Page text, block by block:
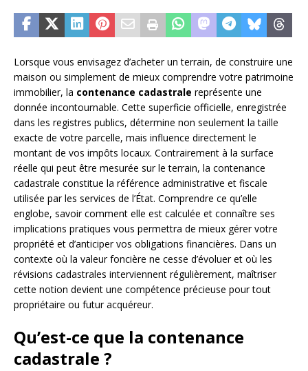
Lorsque vous envisagez d’acheter un terrain, de construire une
maison ou simplement de mieux comprendre votre patrimoine
immobilier, la contenance cadastrale représente une
donnée incontournable. Cette superficie officielle, enregistrée
dans les registres publics, détermine non seulement la taille
exacte de votre parcelle, mais influence directement le
montant de vos impôts locaux. Contrairement à la surface
réelle qui peut être mesurée sur le terrain, la contenance
cadastrale constitue la référence administrative et fiscale
utilisée par les services de l’État. Comprendre ce qu’elle
englobe, savoir comment elle est calculée et connaître ses
implications pratiques vous permettra de mieux gérer votre
propriété et d’anticiper vos obligations financières. Dans un
contexte où la valeur foncière ne cesse d’évoluer et où les
révisions cadastrales interviennent régulièrement, maîtriser
cette notion devient une compétence précieuse pour tout
propriétaire ou futur acquéreur.
Qu’est-ce que la contenance
cadastrale ?